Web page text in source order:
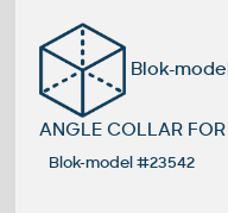
Blok-
ANGLE COLLAR FOR
Blok-model #23542